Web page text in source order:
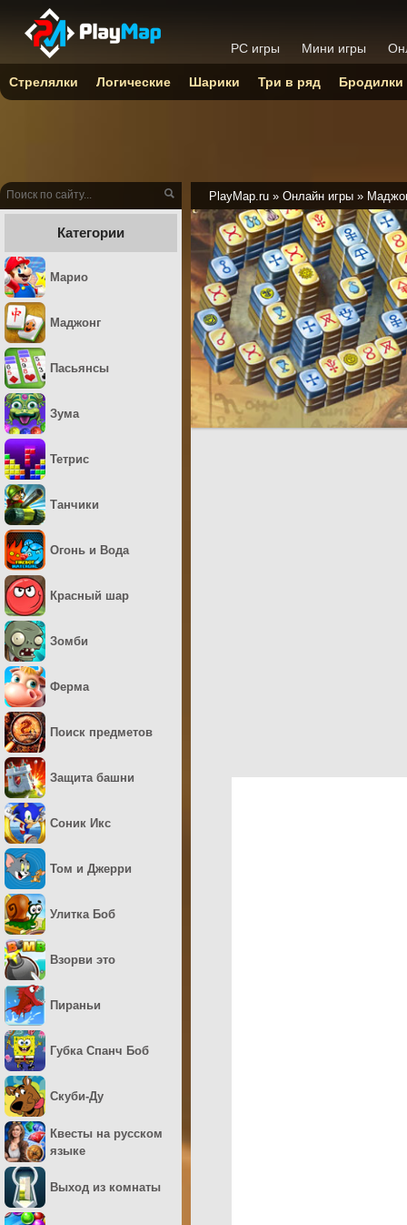
PlayMap.ru » Онлайн игры »
Категории
Марио
Маджонг
Пасьянсы
Зума
Тетрис
Танчики
Огонь и Вода
Красный шар
Зомби
Ферма
Поиск предметов
Защита башни
Соник Икс
Том и Джерри
Улитка Боб
Взорви это
Пираньи
Губка Спанч Боб
Скуби-Ду
Квесты на русском
языке
Выход из комнаты
PC игры Мини игры
Стрелялки Логические Шарики Три в ряд Бродилки